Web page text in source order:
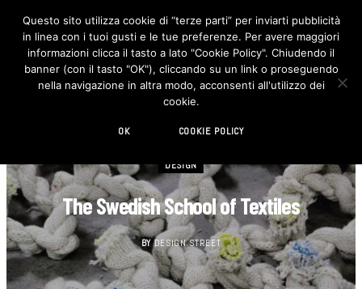
F
c
e
b
o
I
n
s
t
DESIGN
The Swedish School of Textiles
BY DESIGN STREET
Questo sito utilizza cookie di “terze parti” per inviarti pubblicità
in linea con i tuoi gusti e le tue preferenze. Per avere maggiori
informazioni clicca il tasto a lato "Cookie Policy". Chiudendo il
banner (con il tasto "OK"), cliccando su un link o proseguendo
nella navigazione in altra modo, acconsenti all'utilizzo dei
cookie.
OK COOKIE POLICY